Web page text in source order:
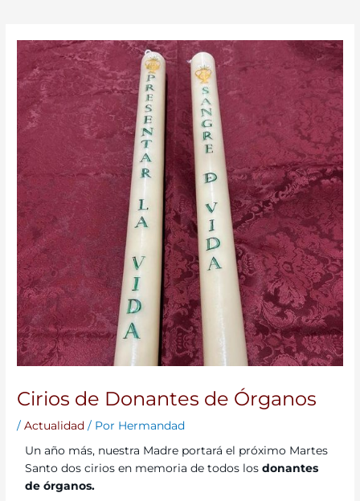
Cirios de Donantes de Órganos
/Actualidad / Por Hermandad
Un año más, nuestra Madre portará el próximo Martes
Santo dos cirios en memoria de todos losdonantes
de órganos.